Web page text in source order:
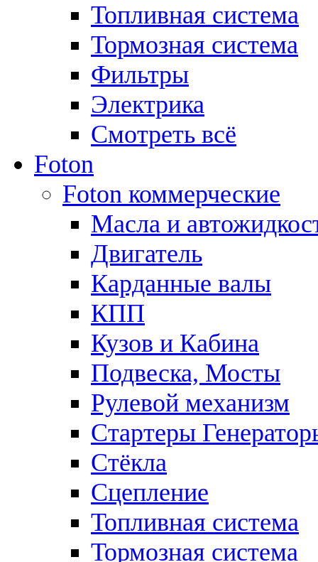
Топливная система
Тормозная система
Фильтры
Электрика
Смотреть всё
Foton
Foton коммерческие
Масла и
Двигатель
Карданные валы
КПП
Кузов и Кабина
Подвеска, Мосты
Рулевой механизм
Стартеры
Стёкла
Сцепление
Топливная система
Тормозная система